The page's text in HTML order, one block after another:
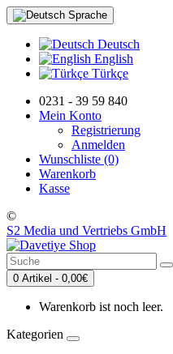
Sprache
Deutsch
English
Türkçe
0231 - 39 59 840
Mein Konto
Registrierung
Anmelden
Wunschliste (0)
Warenkorb
Kasse
©
S2 Media und Vertriebs GmbH
0 Artikel - 0,00€
Warenkorb ist noch leer.
Kategorien